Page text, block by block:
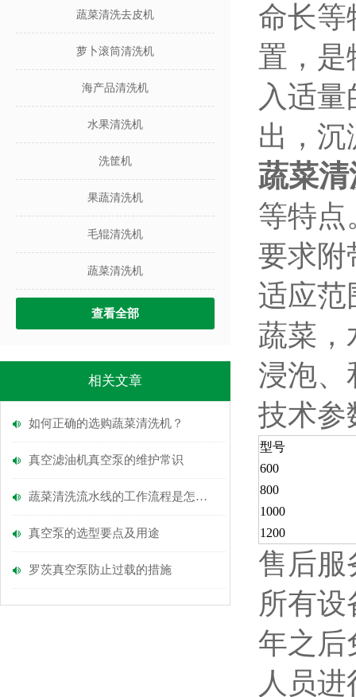
蔬菜清洗去皮机
萝卜滚筒清洗机
海产品清洗机
水果清洗机
洗筐机
果蔬清洗机
毛辊清洗机
蔬菜清洗机
查看全部
相关文章
如何正确的选购蔬菜清洗机？
真空滤油机真空泵的维护常识
蔬菜清洗流水线的工作流程是怎么的？
真空泵的选型要点及用途
罗茨真空泵防止过载的措施
命长等
置，是
入适
出，沉
蔬菜
等特点
要求附
适应范
蔬菜，
浸泡、
技术参
型号
600
800
1000
1200
售后服
所有
年之后
人员